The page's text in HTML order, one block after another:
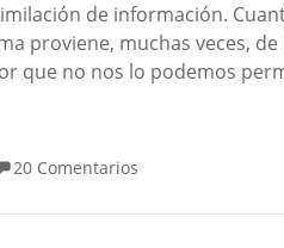
de información.
proviene, muchas veces, de
que no nos lo podemos
20 Comentarios